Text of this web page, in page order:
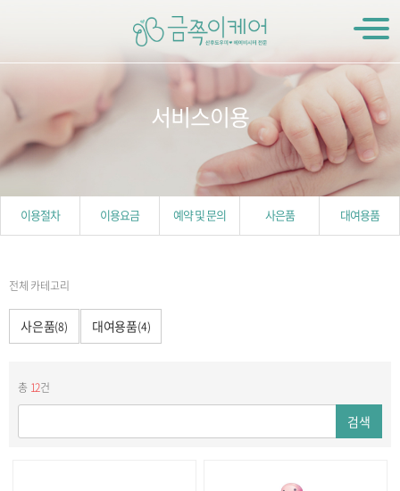
서비스이용
이용절차 이용요금 예약 및 문의 사은품 대여용품
전체 카테고리
사은품(8) 대여용품(4)
총 12건
검색